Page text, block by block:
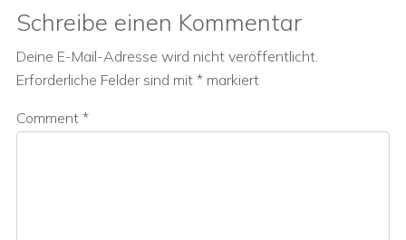
Schreibe einen Kommentar
Deine E-Mail-Adresse wird nicht veröffentlicht.
Erforderliche Felder sind mit * markiert
Comment *